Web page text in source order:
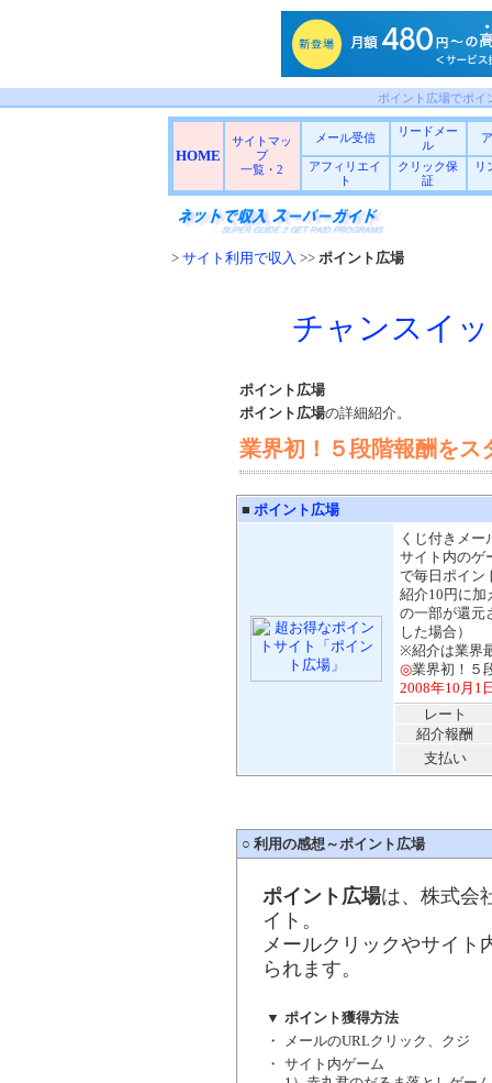
ポイント広場でポイ
HOME
サイトマッ
プ
一覧 ・ 2
メール受信
リードメー
ル
アフィリエイ
ト
クリック保
証
リ
> サイト利用で収入 >>ポイント広場
チャンスイ
ポイント広場
ポイント広場の詳細紹介。
業界初！５段階報酬をス
■ ポイント広場
くじ付きメ
サイト内のゲ
で毎日ポイン
紹介10円に加
の一部が還元
した場合）
※紹介は業界
◎業界初！５
2008年10月1
レート
紹介報酬
支払い
○ 利用の感想～ポイント広場
ポイント広場は、株式会
イト。
メールクリックやサイト
られます。
▼ ポイント獲得方法
・
メールのURLクリック、クジ
・ サイト内ゲーム